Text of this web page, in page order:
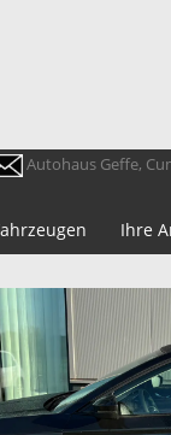
Autohaus Geffe,
Ihre